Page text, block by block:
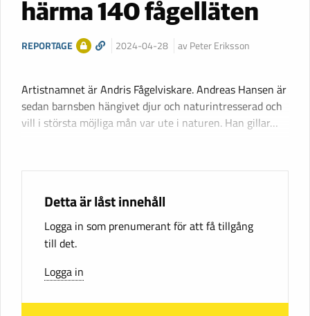
härma 140 fågelläten
REPORTAGE 2024-04-28 av Peter Eriksson
Artistnamnet är Andris Fågelviskare. Andreas Hansen är
sedan barnsben hängivet djur och naturintresserad och
vill i största möjliga mån var ute i naturen. Han gillar…
Detta är låst innehåll
Logga in som prenumerant för att få tillgång
till det.
Logga in